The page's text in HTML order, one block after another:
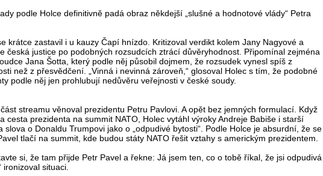
podle Holce definitivně padá obraz někdejší „slušné a hodnotové vlády“ Petra
krátce zastavil i u kauzy Čapí hnízdo. Kritizoval verdikt kolem Jany Nagyové a
česká justice po podobných rozsudcích ztrácí důvěryhodnost. Připomínal zejména
Jana Šotta, který podle něj působil dojmem, že rozsudek vynesl spíš z
než z přesvědčení. „Vinná i nevinná zároveň,“ glosoval Holec s tím, že podobné
podle něj jen prohlubují nedůvěru veřejnosti v české soudy.
streamu věnoval prezidentu Petru Pavlovi. A opět bez jemných formulací. Když
cesta prezidenta na summit NATO, Holec vytáhl výroky Andreje Babiše i starší
slova o Donaldu Trumpovi jako o „odpudivé bytosti“. Podle Holce je absurdní, že se
tlačí na summit, kde budou státy NATO řešit vztahy s americkým prezidentem.
si, že tam přijde Petr Pavel a řekne: Já jsem ten, co o tobě říkal, že jsi odpudivá
ironizoval situaci.